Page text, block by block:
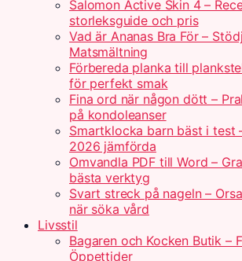
Salomon Active Skin 4 –
storleksguide och pris
Vad är Ananas Bra För –
Matsmältning
Förbereda planka till
för perfekt smak
Fina ord när någon dött –
på kondoleanser
Smartklocka barn bäst i test
2026 jämförda
Omvandla PDF till Word –
bästa verktyg
Svart streck på nageln –
när söka vård
Livsstil
Bagaren och Kocken Butik –
Öppettider